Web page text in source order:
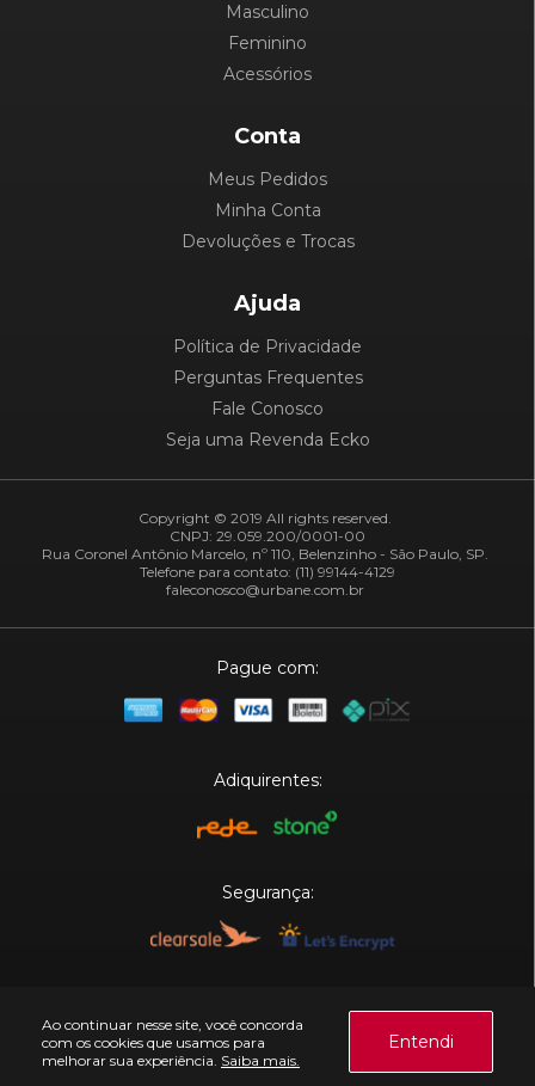
Ao continuar nesse site, você concorda
com os cookies que usamos para
melhorar sua experiência. Saiba mais.
Entendi
Masculino
Feminino
Acessórios
Conta
Meus Pedidos
Minha Conta
Devoluções e Trocas
Ajuda
Política de Privacidade
Perguntas Frequentes
Fale Conosco
Seja uma Revenda Ecko
Copyright © 2019 All rights reserved.
CNPJ: 29.059.200/0001-00
Rua Coronel Antônio Marcelo, nº 110, Belenzinho - São Paulo, SP.
Telefone para contato: (11) 99144-4129
faleconosco@urbane.com.br
Pague com:
Adiquirentes:
Segurança: